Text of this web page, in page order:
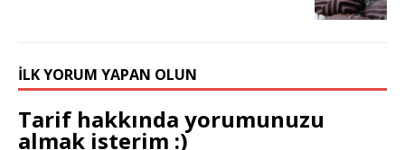
İLK YORUM YAPAN OLUN
Tarif hakkında yorumunuzu
almak isterim :)